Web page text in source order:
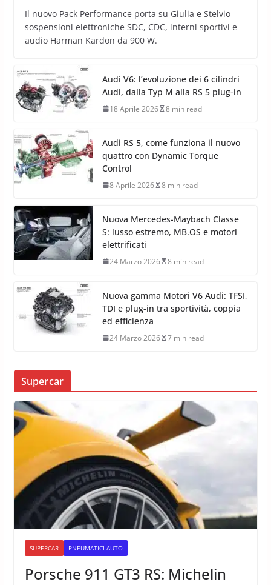
Il nuovo Pack Performance porta su Giulia e Stelvio
sospensioni elettroniche SDC, CDC, interni sportivi e
audio Harman Kardon da 900 W.
Audi V6: l’evoluzione dei 6 cilindri
Audi, dalla Typ M alla RS 5 plug-in
18 Aprile 2026 8 min read
Audi RS 5, come funziona il nuovo
quattro con Dynamic Torque
Control
8 Aprile 2026 8 min read
Nuova Mercedes-Maybach Classe
S: lusso estremo, MB.OS e motori
elettrificati
24 Marzo 2026 8 min read
Nuova gamma Motori V6 Audi: TFSI,
TDI e plug-in tra sportività, coppia
ed efficienza
24 Marzo 2026 7 min read
Supercar
SUPERCAR PNEUMATICI AUTO
Porsche 911 GT3 RS: Michelin